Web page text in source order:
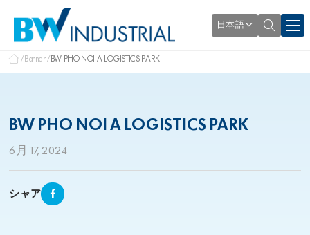
日本語
Banner BW PHO NOI A LOGISTICS PARK
BW PHO NOI A LOGISTICS PARK
6月 17, 2024
シャア